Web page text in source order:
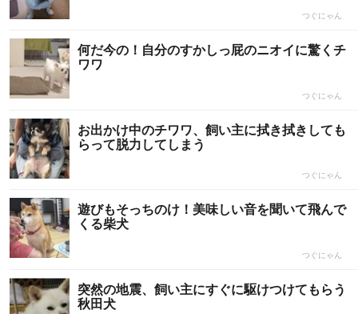
つぐにゃん
何だ今の！自分のすかしっ屁のニオイに驚くチ
ワワ
つぐにゃん
お出かけ中のチワワ、飼い主に拭き拭きしても
らって脱力してしまう
つぐにゃん
遊びもそっちのけ！美味しい音を聞いて飛んで
くる柴犬
つぐにゃん
突然の地震、飼い主にすぐに駆けつけてもらう
秋田犬